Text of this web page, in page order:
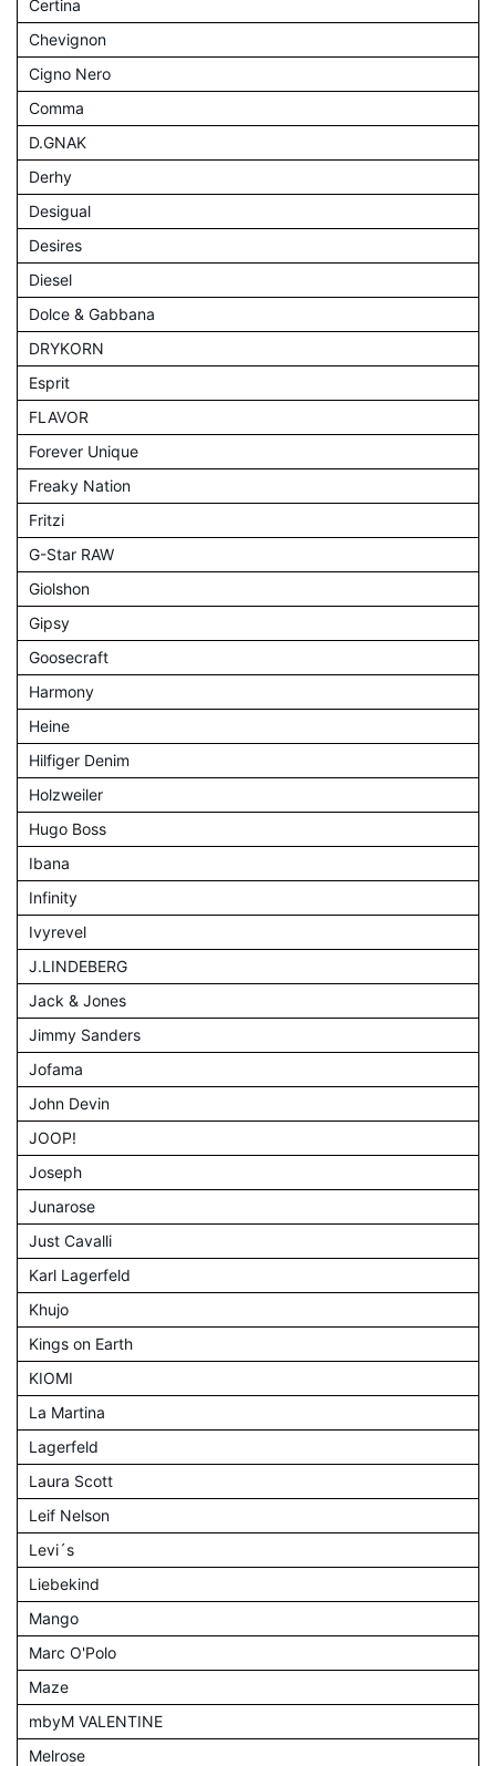
Certina
Chevignon
Cigno Nero
Comma
D.GNAK
Derhy
Desigual
Desires
Diesel
Dolce & Gabbana
DRYKORN
Esprit
FLAVOR
Forever Unique
Freaky Nation
Fritzi
G-Star RAW
Giolshon
Gipsy
Goosecraft
Harmony
Heine
Hilfiger Denim
Holzweiler
Hugo Boss
Ibana
Infinity
Ivyrevel
J.LINDEBERG
Jack & Jones
Jimmy Sanders
Jofama
John Devin
JOOP!
Joseph
Junarose
Just Cavalli
Karl Lagerfeld
Khujo
Kings on Earth
KIOMI
La Martina
Lagerfeld
Laura Scott
Leif Nelson
Levi´s
Liebekind
Mango
Marc O'Polo
Maze
mbyM VALENTINE
Melrose